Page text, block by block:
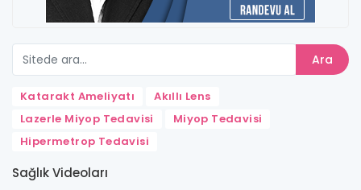
Ara
Katarakt Ameliyatı
Akıllı Lens
Lazerle Miyop Tedavisi
Miyop Tedavisi
Hipermetrop Tedavisi
Sağlık Videoları